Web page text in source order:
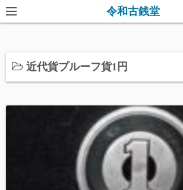
コ
ン
ン
へ
令和古銭堂
近代貨プルーフ貨1円